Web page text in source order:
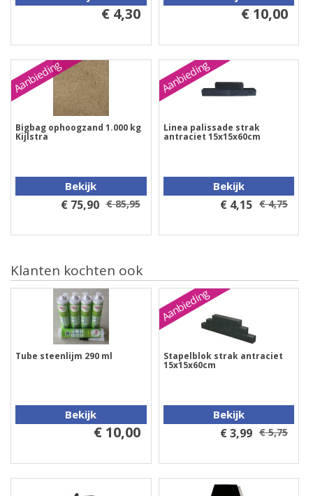
€ 4,30 € 10,00
Aanbieding
Bigbag ophoogzand 1.000 kg
Kijlstra
Bekijk
€ 75,90 € 85,95
Aanbieding
Linea palissade strak
antraciet 15x15x60cm
Bekijk
€ 4,15 € 4,75
Klanten kochten ook
Tube steenlijm 290 ml
Bekijk
€ 10,00
Aanbieding
Stapelblok strak antraciet
15x15x60cm
Bekijk
€ 3,99 € 5,75